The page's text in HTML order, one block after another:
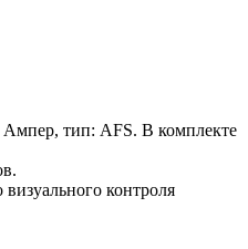
тип: AFS. В комплекте
контроля